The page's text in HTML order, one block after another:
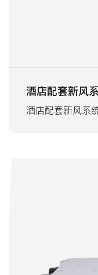
酒店配套新风
酒店配套新风系